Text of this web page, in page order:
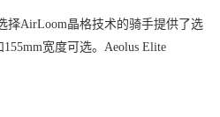
择AirLoom晶格技术的骑手提供了选
宽度可选。 Aeolus Elite